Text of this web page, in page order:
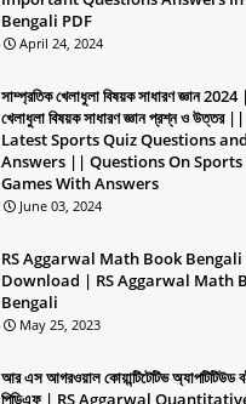
Bengali PDF
April 24, 2024
সাম্প্রতিক খেলাধুলা বিষয়ক সাধারণ জ্ঞান
খেলাধুলা বিষয়ক সাধারণ জ্ঞান প্রশ্ন ও উত্তর ||
Latest Sports Quiz Questions and
Answers || Questions On Sports
Games With Answers
June 03, 2024
RS Aggarwal Math Book Bengali
Download | RS Aggarwal Math
Bengali
May 25, 2023
আর এস আগরওয়াল কোয়ান্টিটেটিভ অ্যাপটিটিউড
পিডিএফ | RS Aggarwal